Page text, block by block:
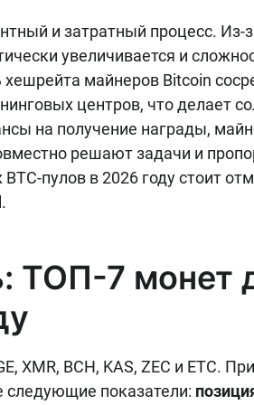
и затратный процесс. Из-
увеличивается и
майнеров Bitcoin
центров, что делает
на получение награды,
решают задачи и
пулов в 2026 году стоит
ТОП-7 монет
XMR, BCH, KAS, ZEC и ETC. При
следующие показатели: